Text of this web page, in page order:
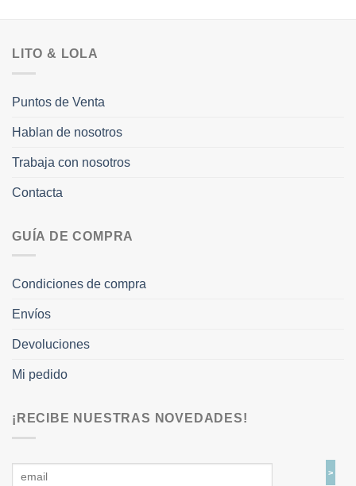
LITO & LOLA
Puntos de Venta
Hablan de nosotros
Trabaja con nosotros
Contacta
GUÍA DE COMPRA
Condiciones de compra
Envíos
Devoluciones
Mi pedido
¡RECIBE NUESTRAS NOVEDADES!